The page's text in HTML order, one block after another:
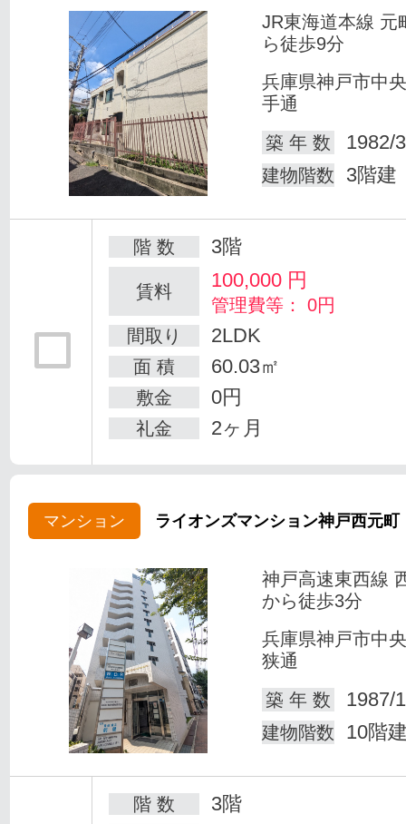
JR東海道本線 元
ら徒歩9分
兵庫県神戸市中
手通
築 年 数
1982/
建物階数 3階建
階 数 3階
賃料 100,000 円
管理費等： 0円
間取り
2LDK
面 積 60.03㎡
敷金 0円
礼金 2ヶ月
マンション ライオンズマンション神戸西元町
神戸高速東西線
から徒歩3分
兵庫県神戸市中
狭通
築 年 数
1987/
建物階数 10階
階 数 3階